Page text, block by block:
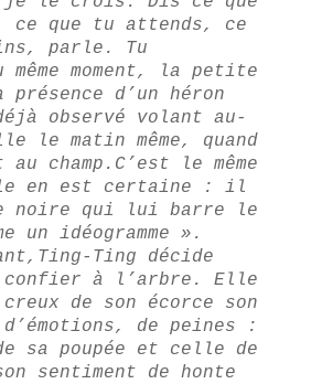
ce que tu attends, ce
parle. Tu
même moment, la petite
présence d’un héron
observé volant au-
le matin même, quand
champ. C’est le même
en est certaine : il
noire qui lui barre le
un idéogramme ».
Ting décide
confier à l’arbre. Elle
de son écorce son
de peines :
sa poupée et celle de
sentiment de honte